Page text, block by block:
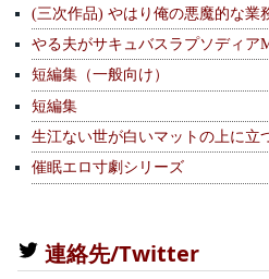
(三次作品) やはり俺の悪魔的な業
やる夫がサキュバスラプソディア
短編集（一般向け）
短編集
生江ない世が白いマットの上に立
催眠エロ寸劇シリーズ
連絡先/Twitter